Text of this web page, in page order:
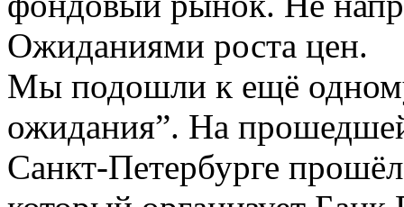
Ожиданиями роста цен.
Мы подошли к ещё
ожидания”. На
Санкт-Петербурге